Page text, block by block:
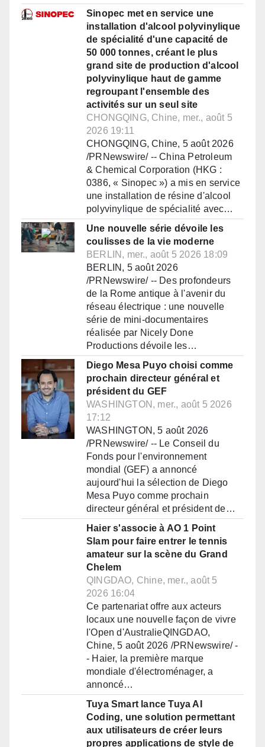
Sinopec met en service une
installation d'alcool polyvinylique
de spécialité d'une capacité de
50 000 tonnes, créant le plus
grand site de production d'alcool
polyvinylique haut de gamme
regroupant l'ensemble des
activités sur un seul site
CHONGQING, Chine, mer., août 5
2026 19:11
CHONGQING, Chine, 5 août 2026
/PRNewswire/ -- China Petroleum
& Chemical Corporation (HKG :
0386, « Sinopec ») a mis en service
une installation de résine d'alcool
polyvinylique de spécialité avec…
Une nouvelle série dévoile les
coulisses de la vie moderne
BERLIN, mer., août 5 2026 18:09
BERLIN, 5 août 2026
/PRNewswire/ -- Des profondeurs
de la Rome antique à l'avenir du
réseau électrique : une nouvelle
série de mini-documentaires
réalisée par Nicely Done
Productions dévoile les…
Diego Mesa Puyo choisi comme
prochain directeur général et
président du GEF
WASHINGTON, mer., août 5 2026
17:12
WASHINGTON, 5 août 2026
/PRNewswire/ -- Le Conseil du
Fonds pour l'environnement
mondial (GEF) a annoncé
aujourd'hui la sélection de Diego
Mesa Puyo comme prochain
directeur général et président de…
Haier s'associe à AO 1 Point
Slam pour faire entrer le tennis
amateur sur la scène du Grand
Chelem
QINGDAO, Chine, mer., août 5
2026 16:04
Ce partenariat offre aux acteurs
locaux une nouvelle façon de vivre
l'Open d'AustralieQINGDAO,
Chine, 5 août 2026 /PRNewswire/ -
- Haier, la première marque
mondiale d'électroménager, a
annoncé…
Tuya Smart lance Tuya AI
Coding, une solution permettant
aux utilisateurs de créer leurs
propres applications de style de